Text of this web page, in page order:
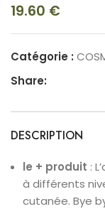
19.60 €
Catégorie :
Share:
DESCRIPTION
le + produit :
à différents
cutanée. Bye